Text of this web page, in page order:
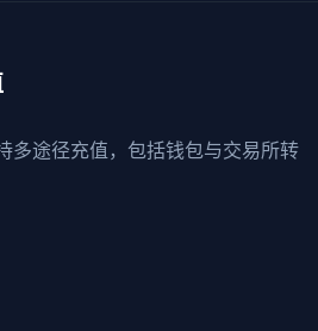
多途径充值，包括钱包与交易所转